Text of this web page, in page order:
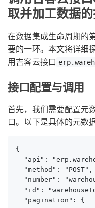
取并加工数据
在数据集成生命周期的
要的一环。本文将详细
用吉客云接口
接口配置与调用
首先，我们需要配置元
口。以下是具体的元数
{
"api":
  "method": "POST",
"number":
"id":
  "pagination": {